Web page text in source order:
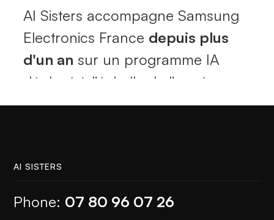
AI Sisters accompagne Samsung
Electronics France depuis plus
d'un an sur un programme IA
déployé à l'échelle de l'année :
formations, ateliers métiers,
de ces formats, conçu
spécifiquement avec les équipes
Précédent Suivant
AI SISTERS
Phone: 07 80 96 07 26